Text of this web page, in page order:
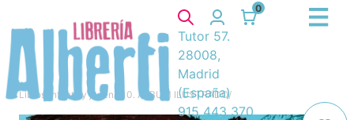
0
Tutor 57.
28008,
Madrid
(España)
915 443 370
Libros Infantil y juvenil 10. ÁLBUM ILUSTRADO/